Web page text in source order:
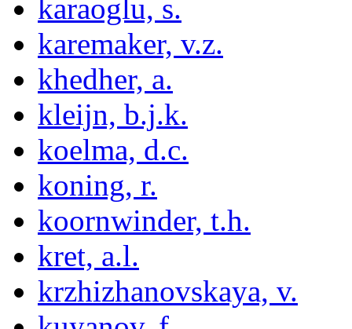
karaoglu, s.
karemaker, v.z.
khedher, a.
kleijn, b.j.k.
koelma, d.c.
koning, r.
koornwinder, t.h.
kret, a.l.
krzhizhanovskaya, v.